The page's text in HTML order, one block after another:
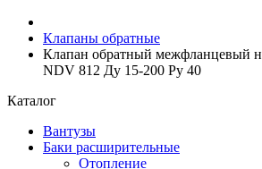
Клапаны обратные
Клапан обратный межфланцевый
NDV 812 Ду 15-200 Ру 40
Каталог
Вантузы
Баки расширительные
Отопление